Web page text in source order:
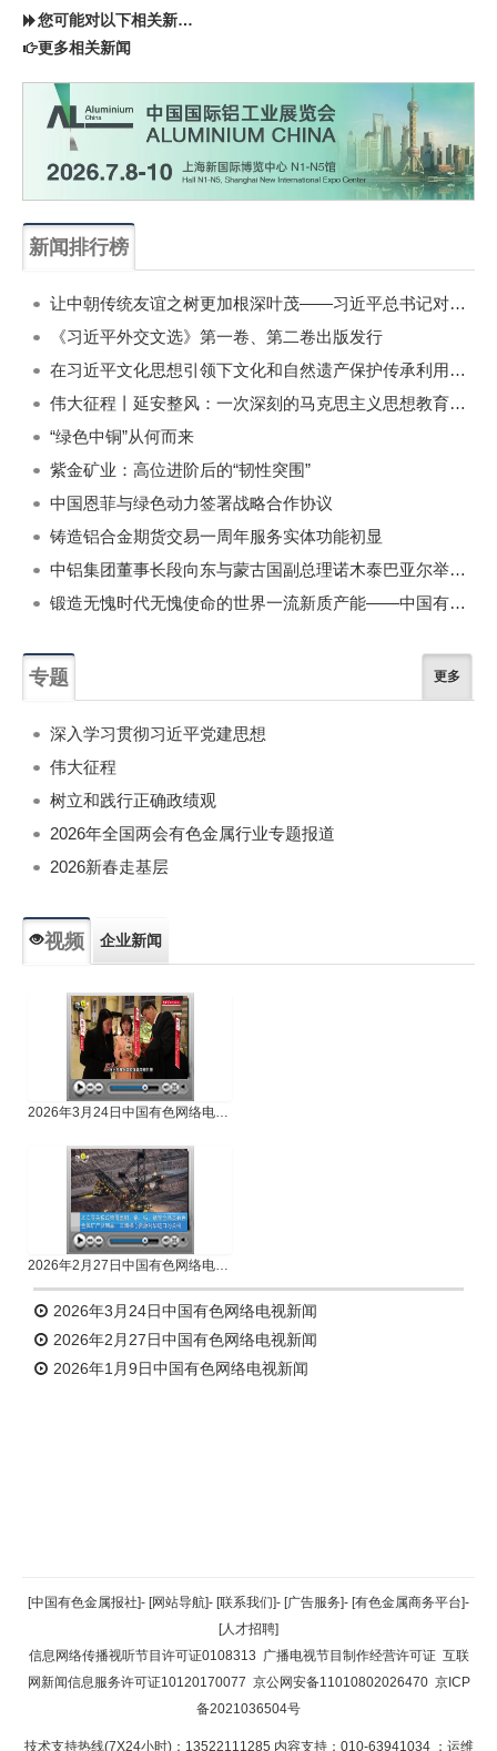
您可能对以下相关新闻同样感兴趣
更多相关新闻
新闻排行榜
让中朝传统友谊之树更加根深叶茂——习近平总书记对朝鲜进行国事访问纪实
《习近平外交文选》第一卷、第二卷出版发行
在习近平文化思想引领下文化和自然遗产保护传承利用工作开创新局面
伟大征程丨延安整风：一次深刻的马克思主义思想教育运动
“绿色中铜”从何而来
紫金矿业：高位进阶后的“韧性突围”
中国恩菲与绿色动力签署战略合作协议
铸造铝合金期货交易一周年服务实体功能初显
中铝集团董事长段向东与蒙古国副总理诺木泰巴亚尔举行会谈
锻造无愧时代无愧使命的世界一流新质产能——中国有色金属工业的战略应对与破局之道（二）
专题 更多
深入学习贯彻习近平党建思想
伟大征程
树立和践行正确政绩观
2026年全国两会有色金属行业专题报道
2026新春走基层
视频 企业新闻
2026年3月24日中国有色网络电视新闻
2026年2月27日中国有色网络电视新闻
2026年3月24日中国有色网络电视新闻
2026年2月27日中国有色网络电视新闻
2026年1月9日中国有色网络电视新闻
返回顶部
返回首页
[中国有色金属报社]- [网站导航]- [联系我们]- [广告服务]- [有色金属商务平台]-
[人才招聘]
信息网络传播视听节目许可证0108313 广播电视节目制作经营许可证 互联
网新闻信息服务许可证10120170077 京公网安备11010802026470 京ICP
备2021036504号
技术支持热线(7X24小时)：13522111285 内容支持：010-63941034 ；运维